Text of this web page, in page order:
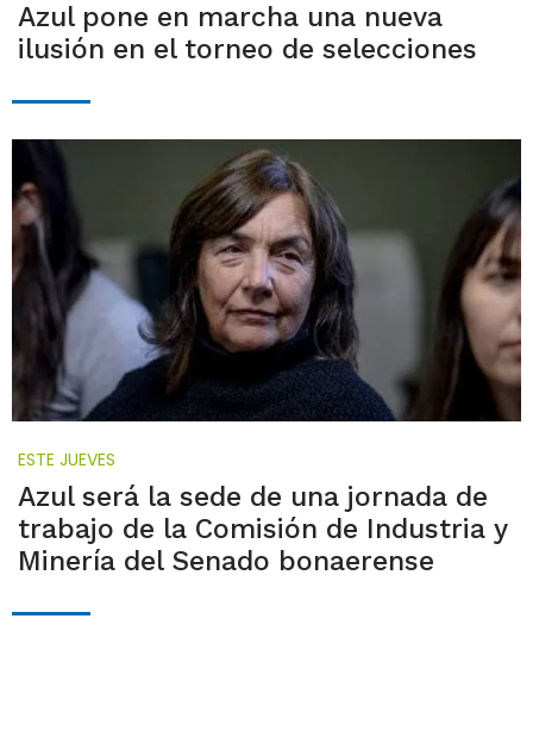
Azul pone en marcha una nueva
ilusión en el torneo de selecciones
ESTE JUEVES
Azul será la sede de una jornada de
trabajo de la Comisión de Industria y
Minería del Senado bonaerense